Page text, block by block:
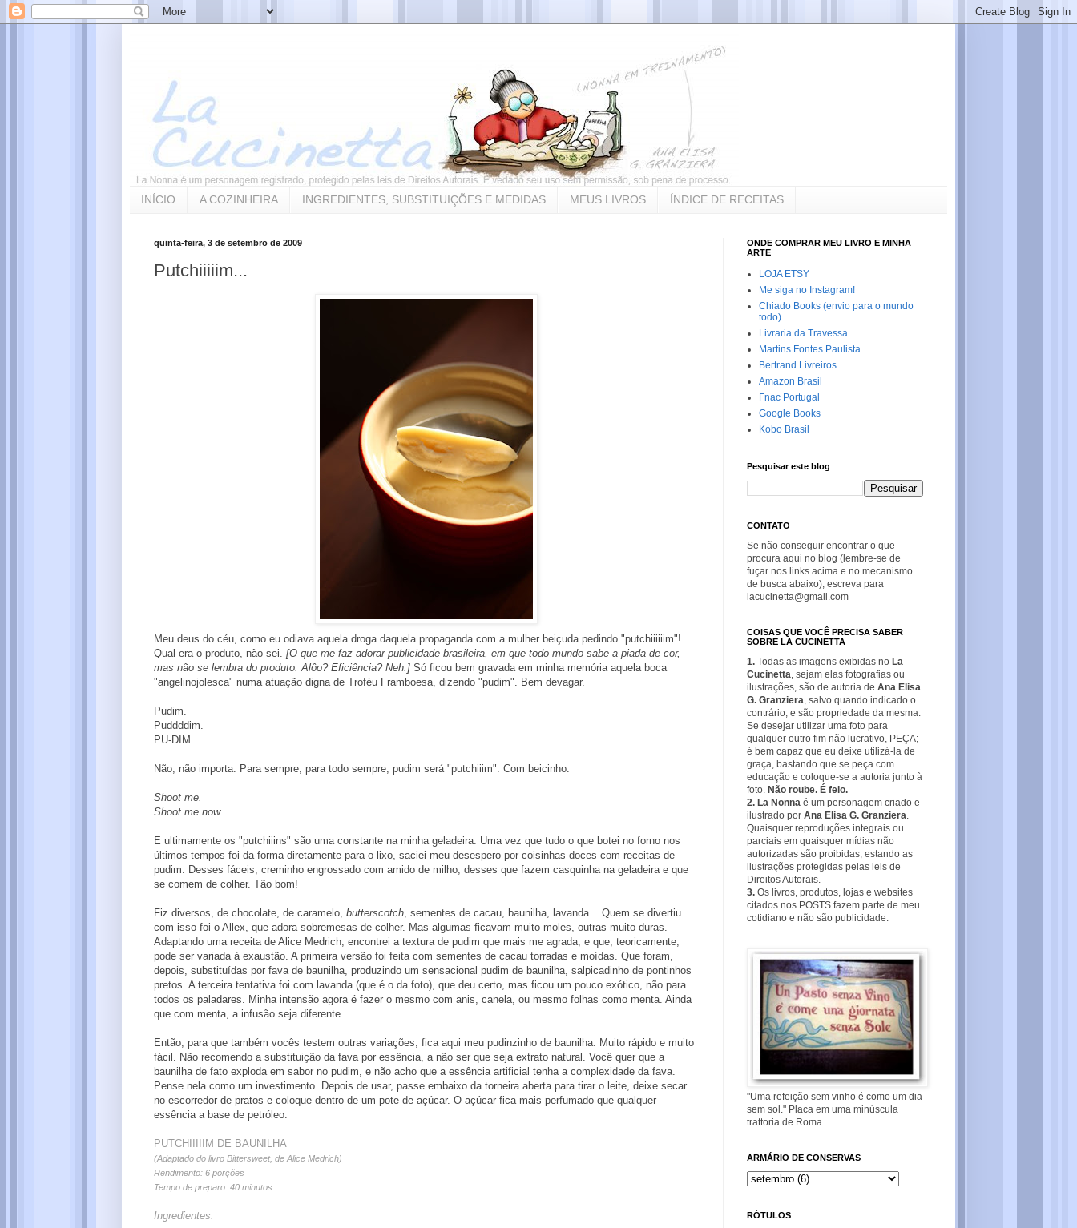
INÍCIO A COZINHEIRA INGREDIENTES, SUBSTITUIÇÕES E MEDIDAS MEUS LIVROS ÍNDICE DE RECEITAS
quinta-feira, 3 de setembro de 2009
Putchiiiiim...
Meu deus do céu, como eu odiava aquela droga daquela propaganda com a mulher beiçuda pedindo "putchiiiiiim"!
Qual era o produto, não sei. [O que me faz adorar publicidade brasileira, em que todo mundo sabe a piada de cor,
mas não se lembra do produto. Alôo? Eficiência? Neh.] Só ficou bem gravada em minha memória aquela boca
"angelinojolesca" numa atuação digna de Troféu Framboesa, dizendo "pudim". Bem devagar.
Pudim.
Puddddim.
PU-DIM.
Não, não importa. Para sempre, para todo sempre, pudim será "putchiiim". Com beicinho.
Shoot me.
Shoot me now.
E ultimamente os "putchiiins" são uma constante na minha geladeira. Uma vez que tudo o que botei no forno nos
últimos tempos foi da forma diretamente para o lixo, saciei meu desespero por coisinhas doces com receitas de
pudim. Desses fáceis, creminho engrossado com amido de milho, desses que fazem casquinha na geladeira e que
se comem de colher. Tão bom!
Fiz diversos, de chocolate, de caramelo, butterscotch, sementes de cacau, baunilha, lavanda... Quem se divertiu
com isso foi o Allex, que adora sobremesas de colher. Mas algumas ficavam muito moles, outras muito duras.
Adaptando uma receita de Alice Medrich, encontrei a textura de pudim que mais me agrada, e que, teoricamente,
pode ser variada à exaustão. A primeira versão foi feita com sementes de cacau torradas e moídas. Que foram,
depois, substituídas por fava de baunilha, produzindo um sensacional pudim de baunilha, salpicadinho de pontinhos
pretos. A terceira tentativa foi com lavanda (que é o da foto), que deu certo, mas ficou um pouco exótico, não para
todos os paladares. Minha intensão agora é fazer o mesmo com anis, canela, ou mesmo folhas como menta. Ainda
que com menta, a infusão seja diferente.
Então, para que também vocês testem outras variações, fica aqui meu pudinzinho de baunilha. Muito rápido e muito
fácil. Não recomendo a substituição da fava por essência, a não ser que seja extrato natural. Você quer que a
baunilha de fato exploda em sabor no pudim, e não acho que a essência artificial tenha a complexidade da fava.
Pense nela como um investimento. Depois de usar, passe embaixo da torneira aberta para tirar o leite, deixe secar
no escorredor de pratos e coloque dentro de um pote de açúcar. O açúcar fica mais perfumado que qualquer
essência a base de petróleo.
PUTCHIIIIIM DE BAUNILHA
(Adaptado do livro Bittersweet, de Alice Medrich)
Rendimento: 6 porções
Tempo de preparo: 40 minutos
Ingredientes:
ONDE COMPRAR MEU LIVRO E MINHA
ARTE
LOJA ETSY
Me siga no Instagram!
Chiado Books (envio para o mundo
todo)
Livraria da Travessa
Martins Fontes Paulista
Bertrand Livreiros
Amazon Brasil
Fnac Portugal
Google Books
Kobo Brasil
Pesquisar este blog
CONTATO
Se não conseguir encontrar o que
procura aqui no blog (lembre-se de
fuçar nos links acima e no mecanismo
de busca abaixo), escreva para
lacucinetta@gmail.com
COISAS QUE VOCÊ PRECISA SABER
SOBRE LA CUCINETTA
1. Todas as imagens exibidas no La
Cucinetta , sejam elas fotografias ou
ilustrações, são de autoria de Ana Elisa
G. Granziera , salvo quando indicado o
contrário, e são propriedade da mesma.
Se desejar utilizar uma foto para
qualquer outro fim não lucrativo, PEÇA;
é bem capaz que eu deixe utilizá-la de
graça, bastando que se peça com
educação e coloque-se a autoria junto à
foto. Não roube. É feio.
2. La Nonna é um personagem criado e
ilustrado por Ana Elisa G. Granziera
Quaisquer reproduções integrais ou
parciais em quaisquer mídias não
autorizadas são proibidas, estando as
ilustrações protegidas pelas leis de
Direitos Autorais.
3. Os livros, produtos, lojas e websites
citados nos POSTS fazem parte de meu
cotidiano e não são publicidade.
"Uma refeição sem vinho é como um dia
sem sol." Placa em uma minúscula
trattoria de Roma.
ARMÁRIO DE CONSERVAS
RÓTULOS